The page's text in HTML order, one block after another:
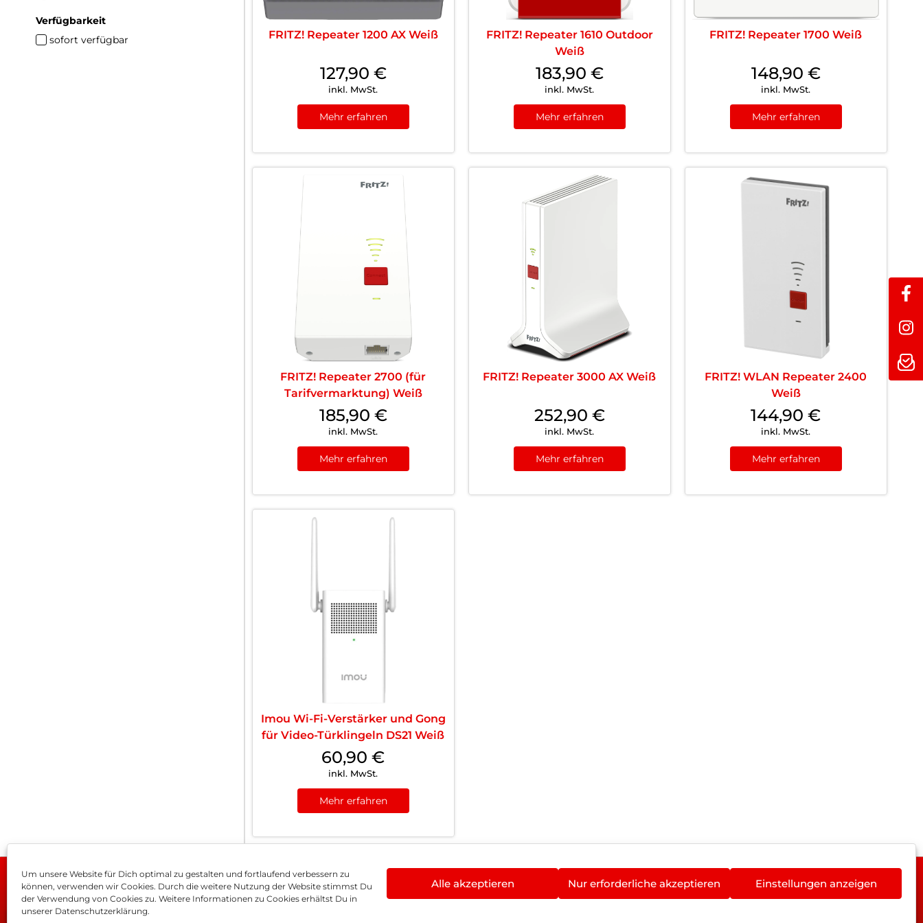
Um unsere Website für Dich optimal zu gestalten und fortlaufend verbessern zu
können, verwenden wir Cookies. Durch die weitere Nutzung der Website stimmst Du
der Verwendung von Cookies zu. Weitere Informationen zu Cookies erhältst Du in
unserer Datenschutzerklärung.
Alle akzeptieren Nur erforderliche akzeptieren Einstellungen anzeigen
Verfügbarkeit
sofort verfügbar
FRITZ! Repeater 1200 AX Weiß
127,90 €
inkl. MwSt.
Mehr erfahren
FRITZ! Repeater 1610 Outdoor
Weiß
183,90 €
inkl. MwSt.
Mehr erfahren
FRITZ! Repeater 1700 Weiß
148,90 €
inkl. MwSt.
Mehr erfahren
FRITZ! Repeater 2700 (für
Tarifvermarktung) Weiß
185,90 €
inkl. MwSt.
Mehr erfahren
FRITZ! Repeater 3000 AX Weiß
252,90 €
inkl. MwSt.
Mehr erfahren
FRITZ! WLAN Repeater 2400
Weiß
144,90€
inkl. MwSt.
Mehr erfahren
Imou Wi-Fi-Verstärker und Gong
für Video-Türklingeln DS21 Weiß
60,90€
inkl. MwSt.
Mehr erfahren
Impressum AGB Datenschutz Vertrag widerrufen Hinweis zur Batterieentsorgung Newsletter